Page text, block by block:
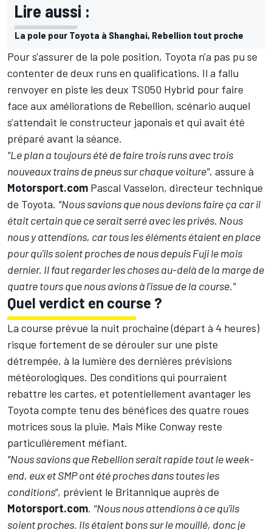
Lire aussi :
La pole pour Toyota à Shanghai, Rebellion tout proche
Pour s'assurer de la pole position, Toyota n'a pas pu se
contenter de deux runs en qualifications. Il a fallu
renvoyer en piste les deux TS050 Hybrid pour faire
face aux améliorations de Rebellion, scénario auquel
s'attendait le constructeur japonais et qui avait été
préparé avant la séance.
"Le plan a toujours été de faire trois runs avec trois
nouveaux trains de pneus sur chaque voiture", assure à
Motorsport.com Pascal Vasselon, directeur technique
de Toyota. "Nous savions que nous devions faire ça car il
était certain que ce serait serré avec les privés. Nous
nous y attendions, car tous les éléments étaient en place
pour qu'ils soient proches de nous depuis Fuji le mois
dernier. Il faut regarder les choses au-delà de la marge de
quatre tours que nous avions à l'issue de la course."
Quel verdict en course ?
La course prévue la nuit prochaine (départ à 4 heures)
risque fortement de se dérouler sur une piste
détrempée, à la lumière des dernières prévisions
météorologiques. Des conditions qui pourraient
rebattre les cartes, et potentiellement avantager les
Toyota compte tenu des bénéfices des quatre roues
motrices sous la pluie. Mais Mike Conway reste
particulièrement méfiant.
"Nous savions que Rebellion serait rapide tout le week-
end, eux et SMP ont été proches dans toutes les
conditions", prévient le Britannique auprès de
Motorsport.com. "Nous nous attendions à ce qu'ils
soient proches. Ils étaient bons sur le mouillé, donc je